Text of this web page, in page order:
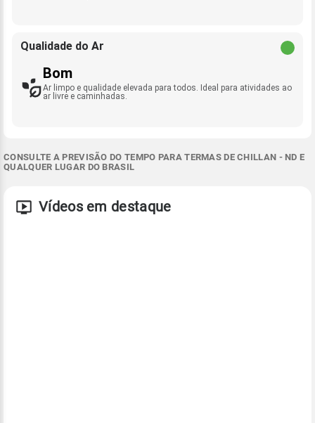
Qualidade do Ar
Bom
Ar limpo e qualidade elevada para todos. Ideal para atividades ao
ar livre e caminhadas.
CONSULTE A PREVISÃO DO TEMPO PARA TERMAS DE CHILLAN - ND E
QUALQUER LUGAR DO BRASIL
Vídeos em destaque